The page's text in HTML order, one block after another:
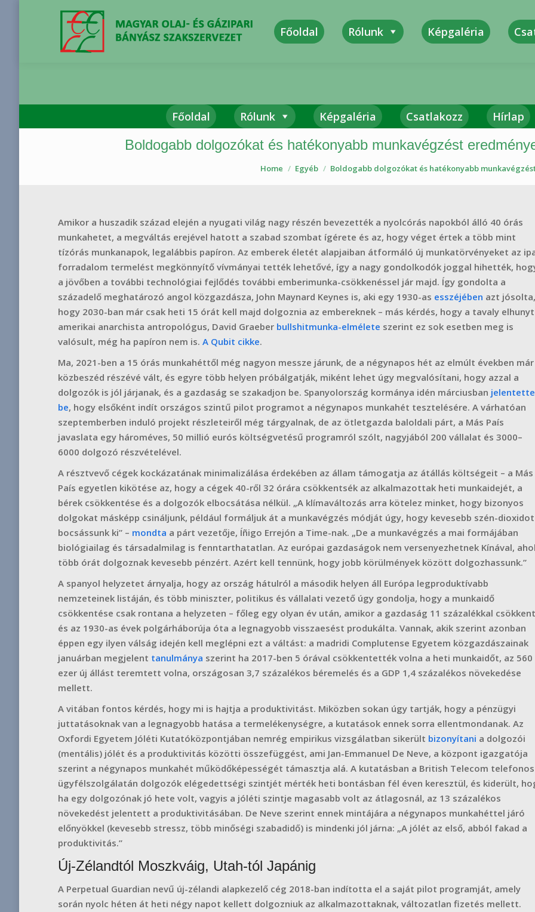
Főoldal Rólunk Képgaléria Csatlakozz Hírlap
Boldogabb dolgozókat és hatékonyabb munkavégzést
Home Egyéb Boldogabb dolgozókat és hatékonyabb
Amikor a huszadik század elején a nyugati világ nagy részén bevezették a nyolcórás napokból álló 40 órás
munkahetet, a megváltás erejével hatott a szabad szombat ígérete és az, hogy véget értek a több mint
tízórás munkanapok, legalábbis papíron. Az emberek életét alapjaiban átformáló új munkatörvényeket az
forradalom termelést megkönnyítő vívmányai tették lehetővé, így a nagy gondolkodók joggal hihették,
a jövőben a további technológiai fejlődés további emberimunka-csökkenéssel jár majd. Így gondolta a
századelő meghatározó angol közgazdásza, John Maynard Keynes is, aki egy 1930-as esszéjében azt jósolta,
hogy 2030-ban már csak heti 15 órát kell majd dolgoznia az embereknek – más kérdés, hogy a tavaly elhunyt
amerikai anarchista antropológus, David Graeber bullshitmunka-elmélete szerint ez sok esetben meg is
valósult, még ha papíron nem is. A Qubit cikke.
Ma, 2021-ben a 15 órás munkahéttől még nagyon messze járunk, de a négynapos hét az elmúlt években
közbeszéd részévé vált, és egyre több helyen próbálgatják, miként lehet úgy megvalósítani, hogy azzal a
dolgozók is jól járjanak, és a gazdaság se szakadjon be. Spanyolország kormánya idén márciusban jelentette
be, hogy elsőként indít országos szintű pilot programot a négynapos munkahét tesztelésére. A várhatóan
szeptemberben induló projekt részleteiről még tárgyalnak, de az ötletgazda baloldali párt, a Más País
javaslata egy hároméves, 50 millió eurós költségvetésű programról szólt, nagyjából 200 vállalat és 3000–
6000 dolgozó részvételével.
A résztvevő cégek kockázatának minimalizálása érdekében az állam támogatja az átállás költségeit – a Más
País egyetlen kikötése az, hogy a cégek 40-ről 32 órára csökkentsék az alkalmazottak heti munkaidejét, a
bérek csökkentése és a dolgozók elbocsátása nélkül. „A klímaváltozás arra kötelez minket, hogy bizonyos
dolgokat másképp csináljunk, például formáljuk át a munkavégzés módját úgy, hogy kevesebb szén-dioxidot
bocsássunk ki” – mondta a párt vezetője, Íñigo Errejón a Time-nak. „De a munkavégzés a mai formájában
biológiailag és társadalmilag is fenntarthatatlan. Az európai gazdaságok nem versenyezhetnek Kínával,
több órát dolgoznak kevesebb pénzért. Azért kell tennünk, hogy jobb körülmények között dolgozhassunk.”
A spanyol helyzetet árnyalja, hogy az ország hátulról a második helyen áll Európa legproduktívabb
nemzeteinek listáján, és több miniszter, politikus és vállalati vezető úgy gondolja, hogy a munkaidő
csökkentése csak rontana a helyzeten – főleg egy olyan év után, amikor a gazdaság 11 százalékkal
és az 1930-as évek polgárháborúja óta a legnagyobb visszaesést produkálta. Vannak, akik szerint azonban
éppen egy ilyen válság idején kell meglépni ezt a váltást: a madridi Complutense Egyetem közgazdászainak
januárban megjelent tanulmánya szerint ha 2017-ben 5 órával csökkentették volna a heti munkaidőt, az 560
ezer új állást teremtett volna, országosan 3,7 százalékos béremelés és a GDP 1,4 százalékos növekedése
mellett.
A vitában fontos kérdés, hogy mi is hajtja a produktivitást. Miközben sokan úgy tartják, hogy a pénzügyi
juttatásoknak van a legnagyobb hatása a termelékenységre, a kutatások ennek sorra ellentmondanak. Az
Oxfordi Egyetem Jóléti Kutatóközpontjában nemrég empirikus vizsgálatban sikerült bizonyítani a dolgozói
(mentális) jólét és a produktivitás közötti összefüggést, ami Jan-Emmanuel De Neve, a központ igazgatója
szerint a négynapos munkahét működőképességét támasztja alá. A kutatásban a British Telecom telefonos
ügyfélszolgálatán dolgozók elégedettségi szintjét mérték heti bontásban fél éven keresztül, és kiderült,
ha egy dolgozónak jó hete volt, vagyis a jóléti szintje magasabb volt az átlagosnál, az 13 százalékos
növekedést jelentett a produktivitásában. De Neve szerint ennek mintájára a négynapos munkahéttel járó
előnyökkel (kevesebb stressz, több minőségi szabadidő) is mindenki jól járna: „A jólét az első, abból fakad a
produktivitás.”
Új-Zélandtól Moszkváig, Utah-tól Japánig
A Perpetual Guardian nevű új-zélandi alapkezelő cég 2018-ban indította el a saját pilot programját, amely
során nyolc héten át heti négy napot kellett dolgozniuk az alkalmazottaknak, változatlan fizetés mellett.
Főoldal Rólunk Képgaléria